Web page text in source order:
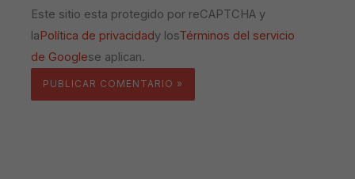
Este sitio esta protegido por reCAPTCHA y
laPolítica de privacidady losTérminos del servicio
de Googlese aplican.